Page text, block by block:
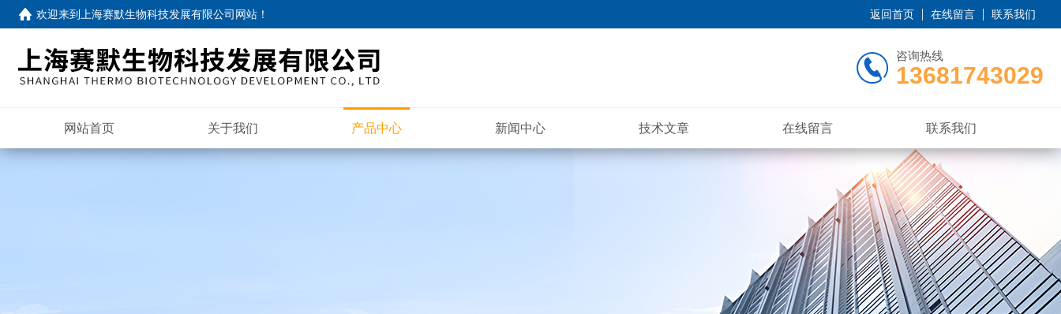
欢迎来到 上海赛默生物科技发展有限公司网站 ！ 返回首页 在线留言 联系我们
咨询热线
13681743029
网站首页 关于我们 产品中心 新闻中心 技术文章 在线留言 联系我们